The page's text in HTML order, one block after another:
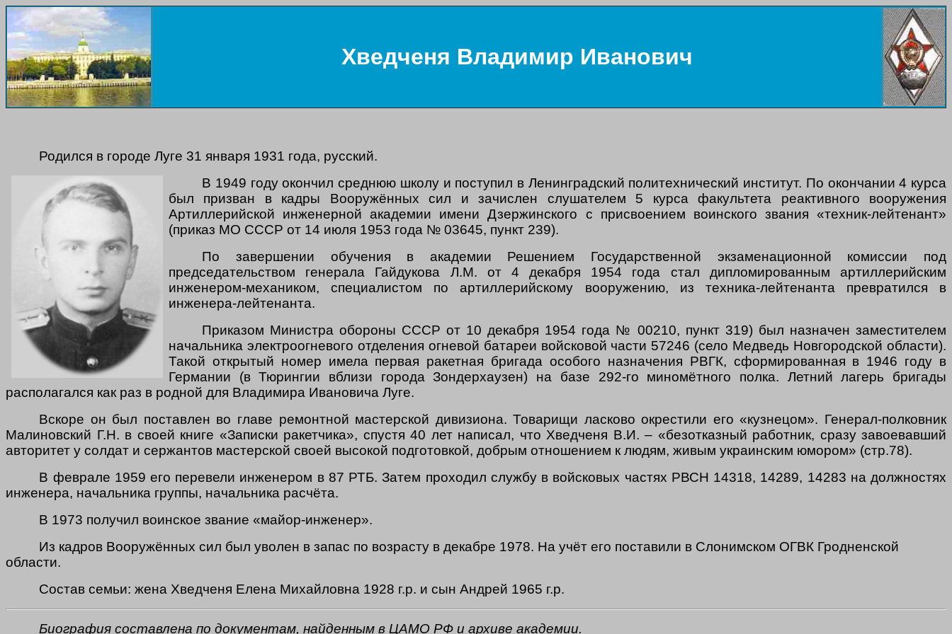
Хведченя Владимир Иванович
Родился в городе Луге 31 января 1931 года, русский.
В 1949 году окончил среднюю школу и поступил в Ленинградский политехнический институт. По окончании 4 курса
был призван в кадры Вооружённых сил и зачислен слушателем 5 курса факультета реактивного вооружения
Артиллерийской инженерной академии имени Дзержинского с присвоением воинского звания «техник-лейтенант»
(приказ МО СССР от 14 июля 1953 года № 03645, пункт 239).
По завершении обучения в академии Решением Государственной экзаменационной комиссии под
председательством генерала Гайдукова Л.М. от 4 декабря 1954 года стал дипломированным артиллерийским
инженером-механиком, специалистом по артиллерийскому вооружению, из техника-лейтенанта превратился в
инженера-лейтенанта.
Приказом Министра обороны СССР от 10 декабря 1954 года № 00210, пункт 319) был назначен заместителем
начальника электроогневого отделения огневой батареи войсковой части 57246 (село Медведь Новгородской области).
Такой открытый номер имела первая ракетная бригада особого назначения РВГК, сформированная в 1946 году в
Германии (в Тюрингии вблизи города Зондерхаузен) на базе 292‑го миномётного полка. Летний лагерь бригады
располагался как раз в родной для Владимира Ивановича Луге.
Вскоре он был поставлен во главе ремонтной мастерской дивизиона. Товарищи ласково окрестили его «кузнецом». Генерал-полковник
Малиновский Г.Н. в своей книге «Записки ракетчика», спустя 40 лет написал, что Хведченя В.И. – «безотказный работник, сразу завоевавший
авторитет у солдат и сержантов мастерской своей высокой подготовкой, добрым отношением к людям, живым украинским юмором» (стр.78).
В феврале 1959 его перевели инженером в 87 РТБ. Затем проходил службу в войсковых частях РВСН 14318, 14289, 14283 на должностях
инженера, начальника группы, начальника расчёта.
В 1973 получил воинское звание «майор-инженер».
Из кадров Вооружённых сил был уволен в запас по возрасту в декабре 1978. На учёт его поставили в Слонимском ОГВК Гродненской
области.
Состав семьи: жена Хведченя Елена Михайловна 1928 г.р. и сын Андрей 1965 г.р.
Биография составлена по документам, найденным в ЦАМО РФ и архиве академии.